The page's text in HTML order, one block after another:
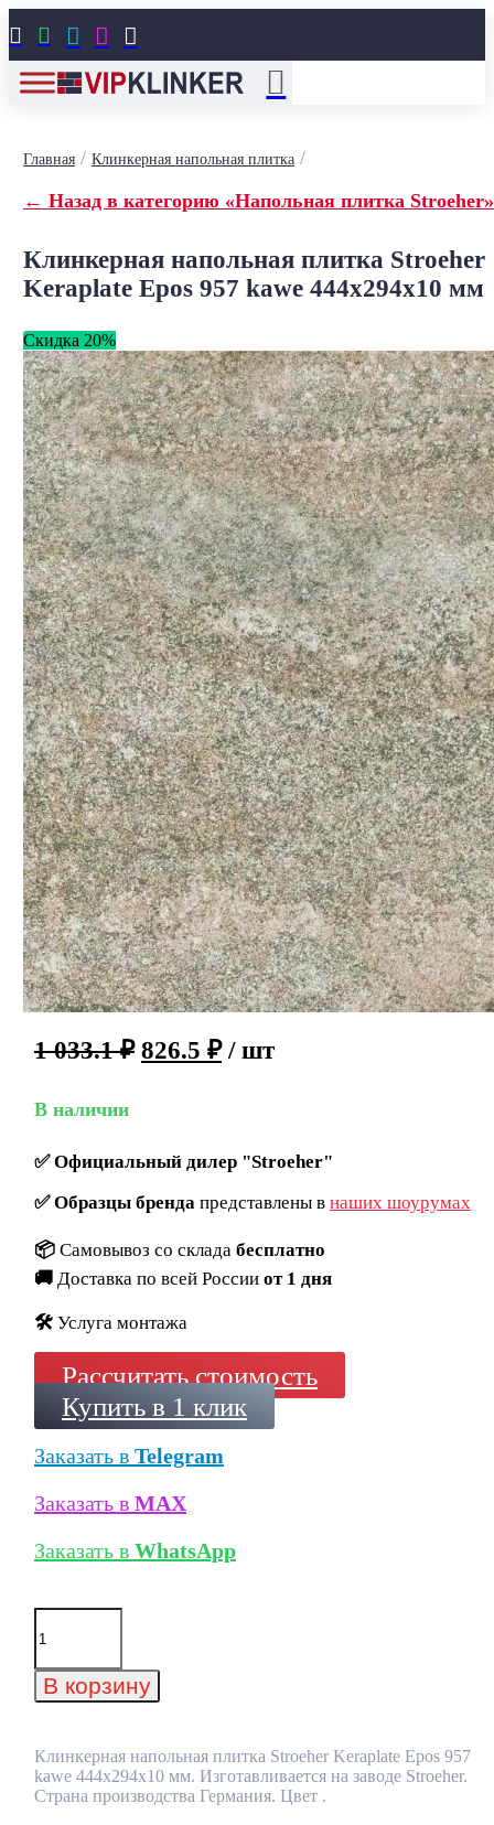
    
Главная/ Клинкерная напольная плитка/
← Назад в категорию «Напольная плитка Stroeher»
Клинкерная напольная плитка Stroeher
Keraplate Epos 957 kawe 444х294х10 мм
Скидка 20%
1 033.1₽ 826.5 ₽ / шт
В наличии
✅Официальный дилер "Stroeher"
✅Образцы брендапредставлены в наших шоурумах
📦 Самовывоз со склада бесплатно
🚚 Доставка по всей России от 1 дня
🛠️ Услуга монтажа
Рассчитать стоимость
Купить в 1 клик
Заказать в Telegram
Заказать в MAX
Заказать в WhatsApp
Количество
товара
напольная
плитка
Epos
957
kawe
В корзину
Клинкерная напольная плитка Stroeher Keraplate Epos 957
kawe 444х294х10 мм. Изготавливается на заводе Stroeher.
Страна производства Германия. Цвет .